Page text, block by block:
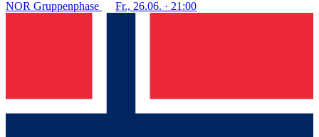
NOR Gruppenphase Fr., 26.06. · 21:00